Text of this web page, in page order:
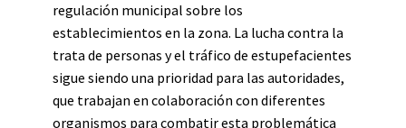
regulación municipal sobre los
establecimientos en la zona. La lucha contra la
trata de personas y el tráfico de estupefacientes
sigue siendo una prioridad para las autoridades,
que trabajan en colaboración con diferentes
organismos para combatir esta problemática